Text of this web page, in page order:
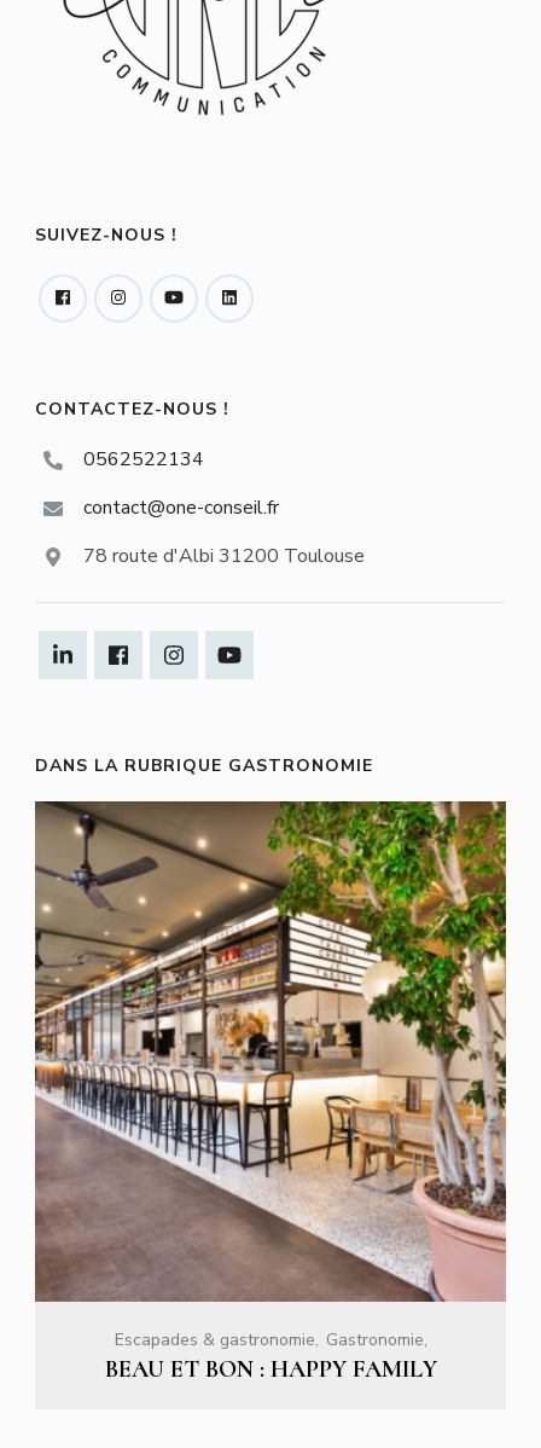
SUIVEZ-NOUS !
CONTACTEZ-NOUS !
0562522134
contact@one-conseil.fr
78 route d'Albi 31200 Toulouse
DANS LA RUBRIQUE GASTRONOMIE
Escapades & gastronomie Gastronomie
BEAU ET BON : HAPPY FAMILY